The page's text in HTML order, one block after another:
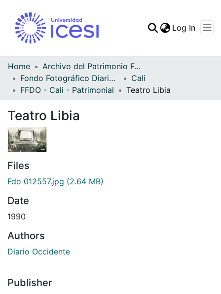
Statistics
Log In
Home
Archivo del Patrimonio Fotográfico y Fílmico del Valle del Cauca
Fondo Fotográfico Diario Occidente
Cali
FFDO - Cali - Patrimonial
Teatro Libia
Teatro Libia
Files
Fdo 012557.jpg (2.64 MB)
Date
1990
Authors
Diario Occidente
Publisher